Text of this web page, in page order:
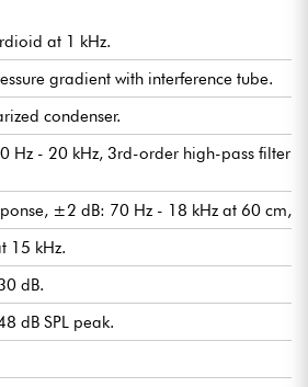
at 1 kHz.
gradient with interference tube.
condenser.
Hz - 20 kHz, 3rd-order high-pass filter
±2 dB: 70 Hz - 18 kHz at 60 cm,
15 kHz.
dB.
dB SPL peak.